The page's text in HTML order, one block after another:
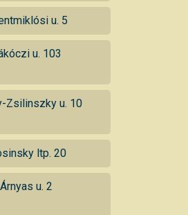
u. 5
u. 103
Zsilinszky u. 10
ltp. 20
u. 2